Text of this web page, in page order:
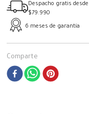
Despacho gratis desde
$79.990
6 meses de garantía
Comparte